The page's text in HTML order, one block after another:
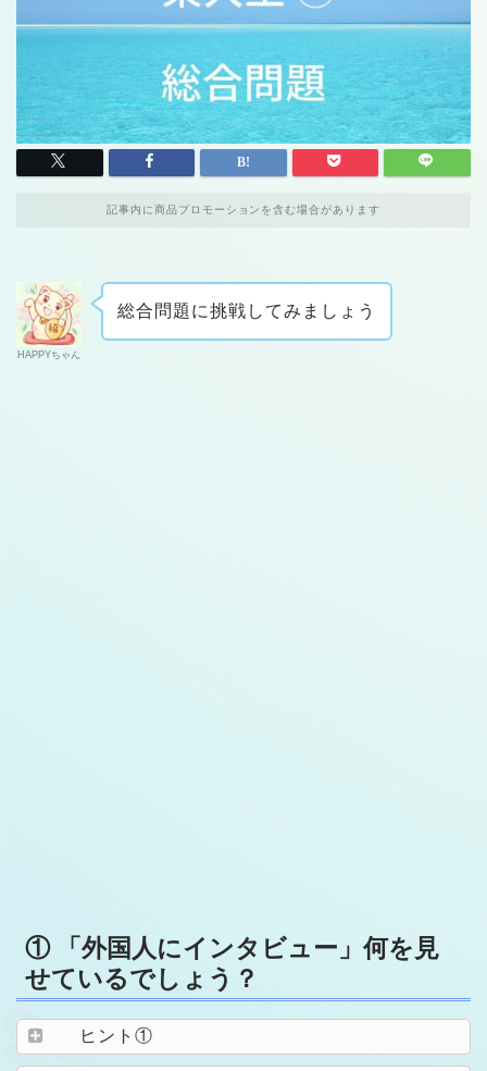
記事内に商品プロモーションを含む場合があります
HAPPYちゃん
総合問題に挑戦してみましょう
① 「外国人にインタビュー」何を見
せているでしょう？
ヒント①